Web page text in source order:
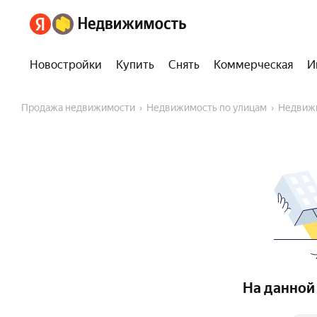
Новостройки Купить Снять Коммерческая
Продажа недвижимости Недвижимость по улицам
На